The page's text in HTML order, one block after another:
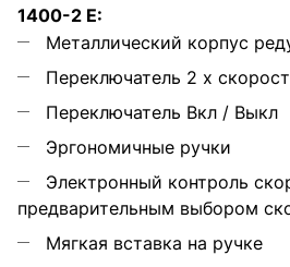
1400-2 E:
Металлический корпус
Переключатель 2 х
Переключатель Вкл / Выкл
Эргономичные ручки
Электронный контроль
предварительным выбором
Мягкая вставка на ручке